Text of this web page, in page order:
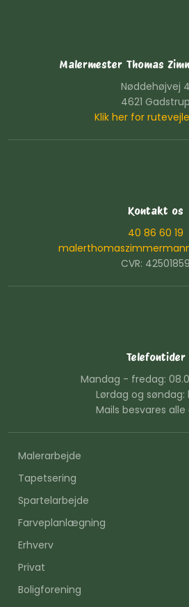
Malermester Thomas
Nøddehøjvej 4
4621 Gadstrup
Klik her for
Kontakt os
40 86 60 19
CVR: 42501859
Telefontider
Mandag - fredag:
Lørdag og søndag:
Mails besvares alle
Malerarbejde
Tapetsering
Spartelarbejde
Farveplanlægning
Erhverv
Privat
Boligforening